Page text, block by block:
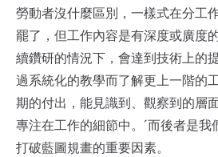
勞動者沒什麼區別，一樣式在分工
罷了，但工作內容是有深度或廣度
續鑽研的情況下，會達到技術上的
過系統化的教學而了解更上一階的
期的付出，能見識到、觀察到的層
專注在工作的細節中。ˊ而後者是我
打破藍圖規畫的重要因素。